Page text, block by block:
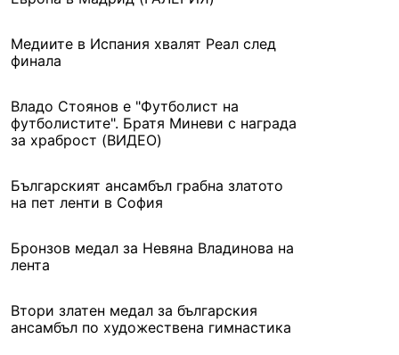
Медиите в Испания хвалят Реал след
финала
Владо Стоянов е "Футболист на
футболистите". Братя Миневи с награда
за храброст (ВИДЕО)
Българският ансамбъл грабна златото
на пет ленти в София
Бронзов медал за Невяна Владинова на
лента
Втори златен медал за българския
ансамбъл по художествена гимнастика